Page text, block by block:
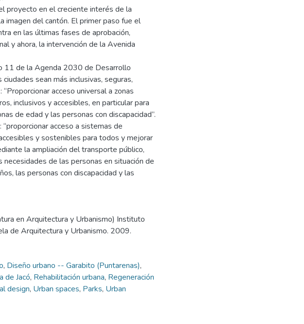
proyecto en el creciente interés de la
imagen del cantón. El primer paso fue el
en las últimas fases de aprobación,
y ahora, la intervención de la Avenida
11 de la Agenda 2030 de Desarrollo
sean más inclusivas, seguras,
acceso universal a zonas
inclusivos y accesibles, en particular para
de edad y las personas con discapacidad”.
acceso a sistemas de
y sostenibles para todos y mejorar
la ampliación del transporte público,
de las personas en situación de
las personas con discapacidad y las
en Arquitectura y Urbanismo) Instituto
de Arquitectura y Urbanismo. 2009.
, Diseño urbano -- Garabito (Puntarenas),
de Jacó, Rehabilitación urbana, Regeneración
design, Urban spaces, Parks, Urban